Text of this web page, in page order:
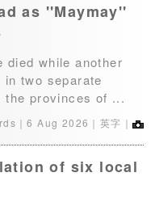
as ''Maymay''
died while another
in two separate
the provinces of ...
｜6 Aug 2026 ｜英字｜
of six local